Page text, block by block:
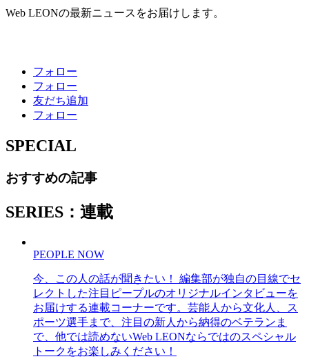
Web LEONの最新ニュースをお届けします。
フォロー
フォロー
友だち追加
フォロー
SPECIAL
おすすめの記事
SERIES：連載
PEOPLE NOW
今、この人の話が聞きたい！ 編集部が独自の目線でセ
レクトした注目ピープルのオリジナルインタビューを
お届けする連載コーナーです。芸能人から文化人、ス
ポーツ選手まで、注目の新人から納得のベテランま
で、他では読めないWeb LEONならではのスペシャル
トークをお楽しみください！